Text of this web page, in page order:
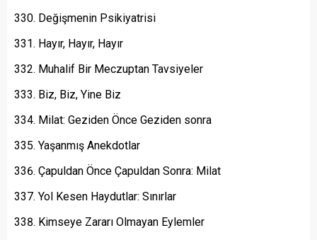
Değişmenin Psikiyatrisi
Hayır, Hayır, Hayır
Muhalif Bir Meczuptan Tavsiyeler
Biz, Biz, Yine Biz
Milat: Geziden Önce Geziden sonra
Yaşanmış Anekdotlar
Çapuldan Önce Çapuldan Sonra: Milat
Yol Kesen Haydutlar: Sınırlar
Kimseye Zararı Olmayan Eylemler